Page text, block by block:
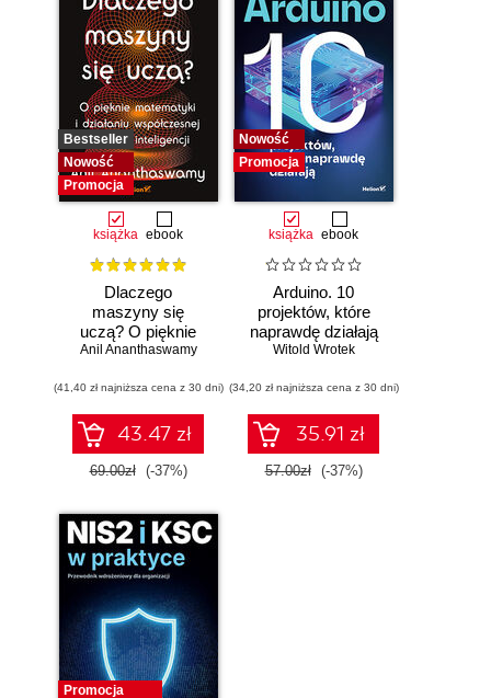
Bestseller
Nowość
Promocja
książka ebook
Dlaczego
maszyny się
uczą? O pięknie
matematyki i
współczesnej
sztucznej
inteligencji
Anil Ananthaswamy
(41,40 zł najniższa cena z 30 dni)
43.47 zł
69.00zł (-37%)
Nowość
Promocja
książka ebook
Arduino. 10
projektów, które
naprawdę działają
Witold Wrotek
(34,20 zł najniższa cena z 30 dni)
35.91 zł
57.00zł (-37%)
Promocja